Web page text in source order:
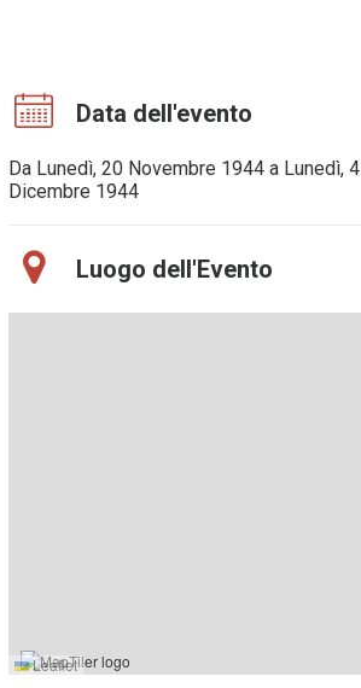
Data dell'evento
Da Lunedì, 20 Novembre 1944 a Lunedì, 4
Dicembre 1944
Luogo dell'Evento
Leaflet